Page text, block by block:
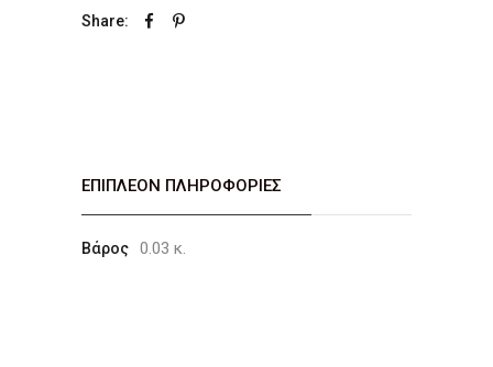
Share:
ΕΠΙΠΛΈΟΝ ΠΛΗΡΟΦΟΡΊΕΣ
Βάρος 0.03 κ.